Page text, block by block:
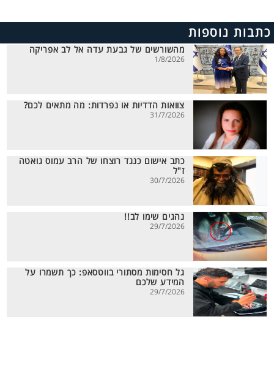
כתבות נוספות
מהשורשים של גבעת עדה אל לב אפריקה
1/8/2026
צוואות הדדיות או נפרדות: מה מתאים לכם?
31/7/2026
כתב אישום כנגד רוצחו של הרב עמוס גואטה
ז"ל
30/7/2026
נהגים שימו לב!!
29/7/2026
גל חסימות מסתורי בווטסאפ: כך תשמרו על
המידע שלכם
29/7/2026